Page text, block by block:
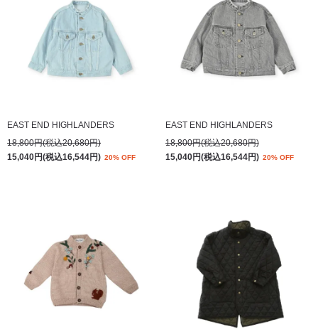
EAST END HIGHLANDERS
18,800円(税込20,680円)
15,040円(税込16,544円) 20% OFF
EAST END HIGHLANDERS
18,800円(税込20,680円)
15,040円(税込16,544円) 20% OFF